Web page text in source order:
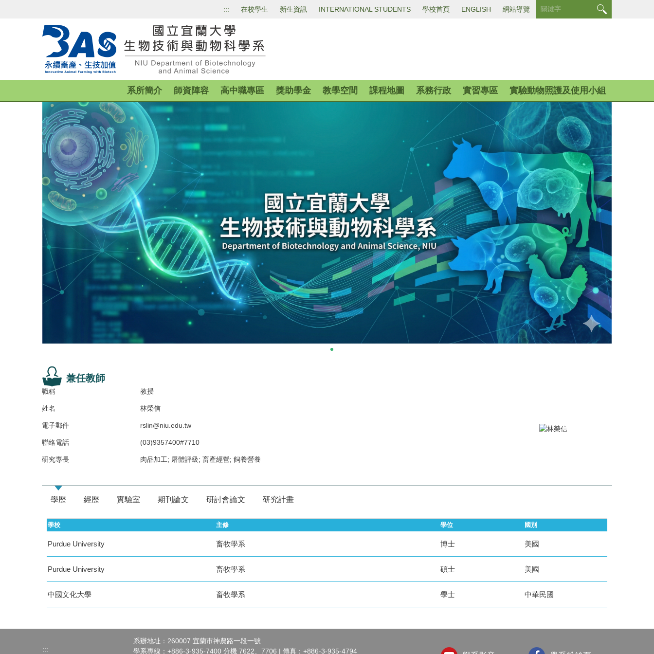
::: 在校學生 新生資訊 INTERNATIONAL STUDENTS 學校首頁 ENGLISH 網站導覽
系所簡介 師資陣容 高中職專區 獎助學金 教學空間 課程地圖 系務行政 實習專區 實驗動物照護及使用小組
兼任教師
職稱 教授
姓名 林榮信
電子郵件 rslin@niu.edu.tw
聯絡電話 (03)9357400#7710
研究專長 肉品加工; 屠體評級; 畜產經營; 飼養營養
學歷 經歷 實驗室 期刊論文 研討會論文 研究計畫
學校 主修 學位 國別
Purdue University 畜牧學系 博士 美國
Purdue University 畜牧學系 碩士 美國
中國文化大學 畜牧學系 學士 中華民國
:::
系辦地址：260007 宜蘭市神農路一段一號
學系專線：+886-3-935-7400 分機 7622、7706 | 傳真：+886-3-935-4794